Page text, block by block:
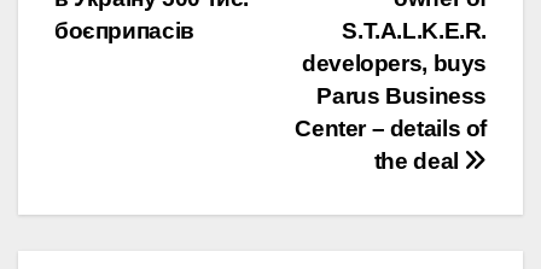
записів
S.T.A.L.K.E.R.
developers, buys
Parus Business
Center – details of
the deal
боєприпасів